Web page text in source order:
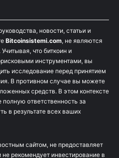
новости, статьи и
Bitcoinsistemi.com, не являются
что биткоин и
инструментами, вы
исследование перед принятием
В противном случае вы можете
средств. В этом контексте
ответственность за
в результате всех ваших
сайтом, не предоставляет
рекомендует инвестирование в